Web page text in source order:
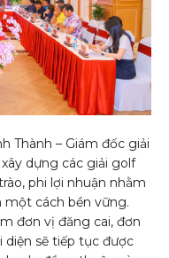
Thành – Giám đốc giải
dựng các giải golf
phi lợi nhuận nhằm
cách bền vững.
đơn vị đăng cai, đơn
sẽ tiếp tục được